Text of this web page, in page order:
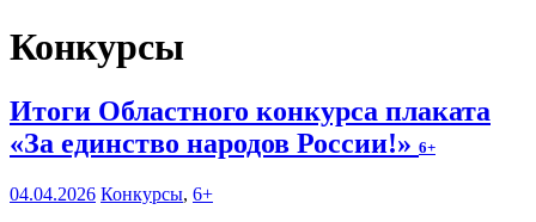
Конкурсы
Итоги Областного конкурса плаката
«За единство народов России!» 6+
04.04.2026 Конкурсы, 6+